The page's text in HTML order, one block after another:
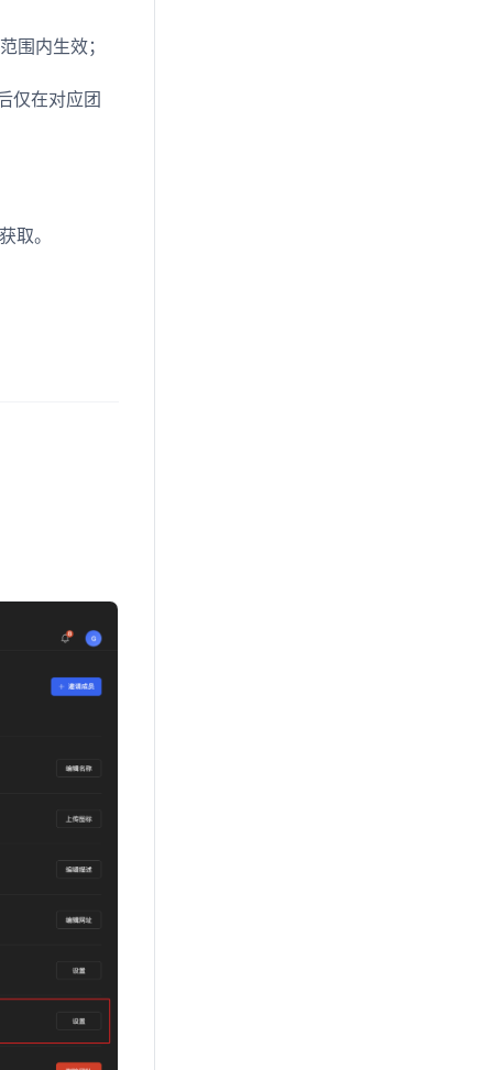
围内生效；
仅在对应团
取。